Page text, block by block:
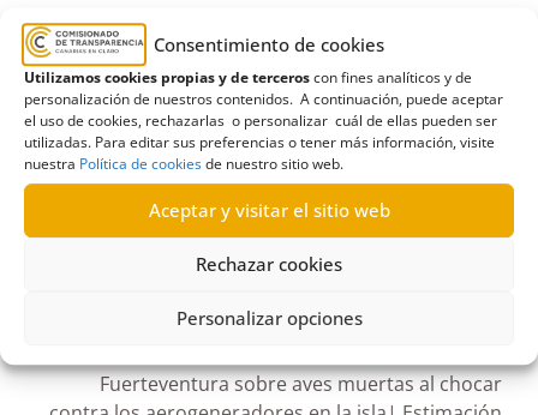
Consentimiento de cookies
Utilizamos cookies propias y de terceroscon fines analíticos y de
personalización de nuestros contenidos. A continuación, puede aceptar
el uso de cookies, rechazarlas o personalizar cuál de ellas pueden ser
utilizadas. Para editar sus preferencias o tener más información, visite
nuestra Política de cookiesde nuestro sitio web.
Aceptar y visitar el sitio web
Rechazar cookies
Personalizar opciones
aerogeneradores,Cabildo de Fuerteventura
Estimación formal y terminación,licencias,parque
eólico,tasas
Fuerteventura sobre aves muertas al chocar